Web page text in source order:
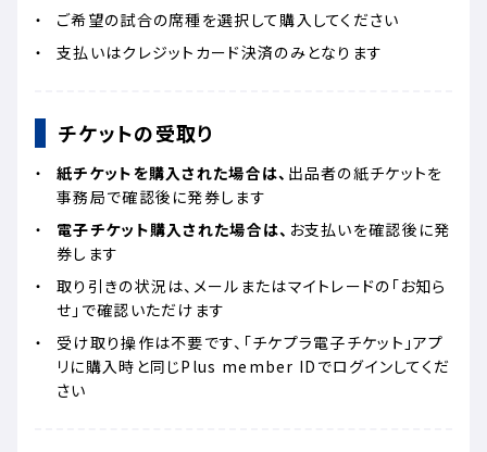
ご希望の試合の席種を選択して購入してください
支払いはクレジットカード決済のみとなります
チケットの受取り
紙チケットを購入された場合は、 出品者の紙チケットを
事務局で確認後に発券します
電子チケット購入された場合は、 お支払いを確認後に発
券します
取り引きの状況は、メールまたはマイトレードの「お知ら
せ」で確認いただけます
受け取り操作は不要です、「チケプラ電子チケット」アプ
リに購入時と同じPlus member IDでログインしてくだ
さい